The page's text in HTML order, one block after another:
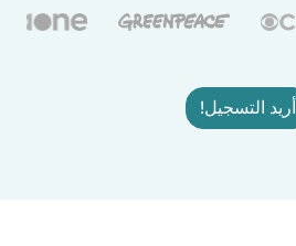
أريد التسجيل!